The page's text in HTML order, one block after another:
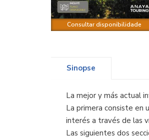
Consultar disponibilidade
Sinopse
La mejor y más actual
La primera consiste en
interés a través de las
Las siguientes dos